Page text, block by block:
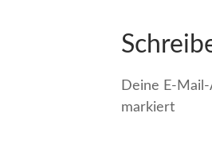
Deine E-
markiert